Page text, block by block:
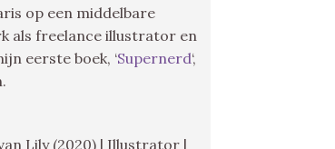
op een middelbare
als freelance illustrator en
eerste boek, ‘Supernerd‘,
Lily (2020) | Illustrator |